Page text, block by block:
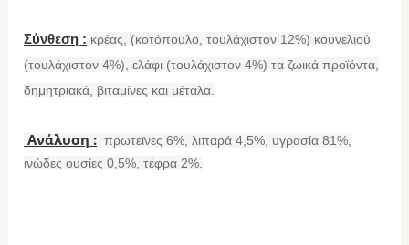
Σύνθεση : κρέας, (κοτόπουλο, τουλάχιστον 12%) κουνελιού
(τουλάχιστον 4%), ελάφι (τουλάχιστον 4%) τα ζωικά προϊόντα,
δημητριακά, βιταμίνες και μέταλα.
Ανάλυση : πρωτεϊνες 6%, λιπαρά 4,5%, υγρασία 81%,
ινώδες ουσίες 0,5%, τέφρα 2%.